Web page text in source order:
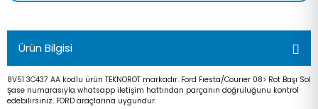
Ürün Bilgisi
8V51 3C437 AA kodlu ürün TEKNOROT markadır. Ford Fıesta/Courıer 08> Rot Başı Sol
Şase numarasıyla whatsapp iletişim hattından parçanın doğruluğunu kontrol
edebilirsiniz. FORD araçlarına uygundur.